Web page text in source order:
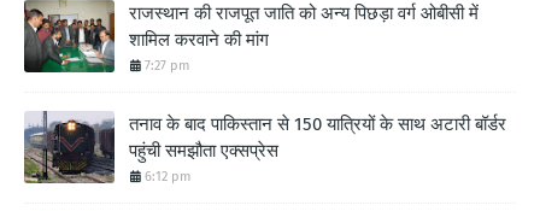
राजस्थान की राजपूत जाति को अन्य पिछड़ा वर्ग ओबीसी में
शामिल करवाने की मांग
7:27 pm
तनाव के बाद पाकिस्तान से 150 यात्रियों के साथ अटारी बॉर्डर
पहुंची समझौता एक्सप्रेस
6:12 pm